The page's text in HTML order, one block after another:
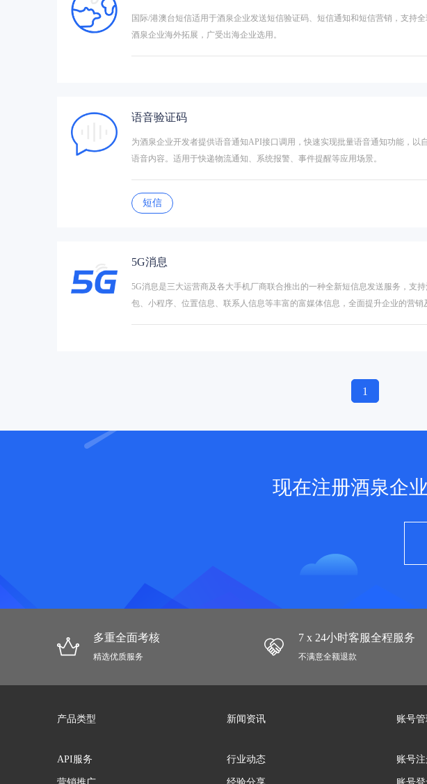
国际/港澳台短信适用于酒泉企业发送短信验证码、短信通知和短信营销，支持
酒泉企业海外拓展，广受出海企业选用。
语音验证码
为酒泉企业开发者提供语音通知API接口调用，快速实现批量语音通知功能，
语音内容。适用于快递物流通知、系统报警、事件提醒等应用场景。
短信
5G消息
5G消息是三大运营商及各大手机厂商联合推出的一种全新短信息发送服务，支
包、小程序、位置信息、联系人信息等丰富的富媒体信息，全面提升企业的营销
1
现在注册酒泉企
多重全面考核
精选优质服务
7 x 24小时客服全程服务
不满意全额退款
产品类型
API服务
新闻资讯
行业动态
账号管
账号